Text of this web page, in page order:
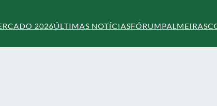
2026ÚLTIMAS NOTÍCIASFÓRUMPALMEIRAS